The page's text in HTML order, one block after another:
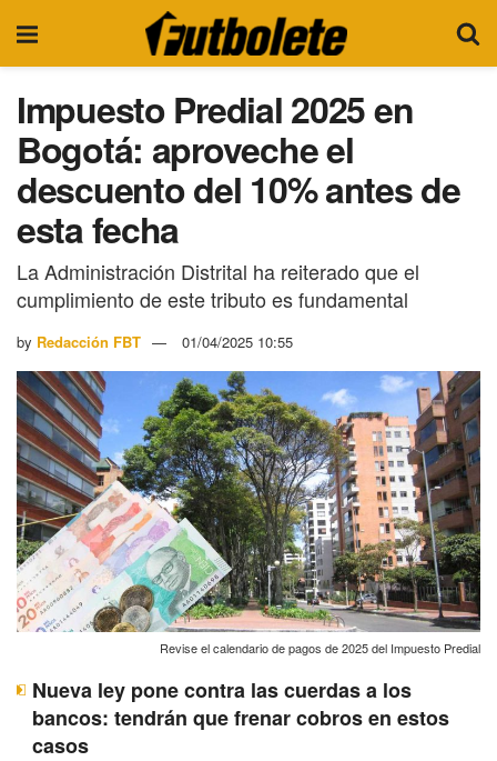
Impuesto Predial 2025 en
Bogotá: aproveche el
descuento del 10% antes de
esta fecha
La Administración Distrital ha reiterado que el
cumplimiento de este tributo es fundamental
by Redacción FBT 01/04/2025 10:55
Revise el calendario de pagos de 2025 del Impuesto Predial
Nueva ley pone contra las cuerdas a los
bancos: tendrán que frenar cobros en estos
casos